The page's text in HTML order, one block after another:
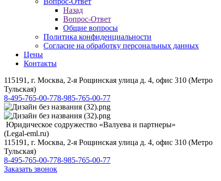
Назад
Вопрос-Ответ
Общие вопросы
Политика конфиденциальности
Согласие на обработку персональных данных
Цены
Контакты
115191, г. Москва, 2-я Рощинская улица д. 4, офис 310 (Метро
Тульская)
8-495-765-00-778-985-765-00-77
Юридическое содружество «Валуева и партнеры»
(Legal-eml.ru)
115191, г. Москва, 2-я Рощинская улица д. 4, офис 310 (Метро
Тульская)
8-495-765-00-778-985-765-00-77
Заказать звонок